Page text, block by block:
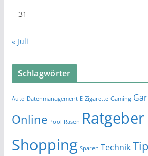
31
« Juli
Schlagwörter
Auto Datenmanagement E-Zigarette Gaming
Online Pool Rasen Ratgeber
Shopping Sparen Technik